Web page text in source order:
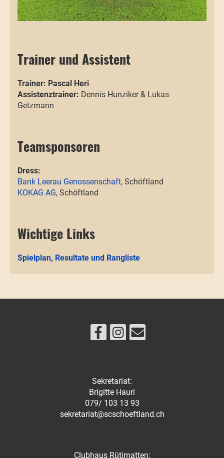
Trainer und Assistent
Trainer: Pascal Heri
Assistenztrainer: Dennis Hunziker & Lukas
Getzmann
Teamsponsoren
Dress:
Bank Leerau Genossenschaft, Schöftland
KOKAG AG, Schöftland
Wichtige Links
Spielplan, Resultate und Rangliste
Sekretariat:
Brigitte Hauri
079/ 103 13 93
sekretariat@scschoeftland.ch
Clubhaus Rütimatten: